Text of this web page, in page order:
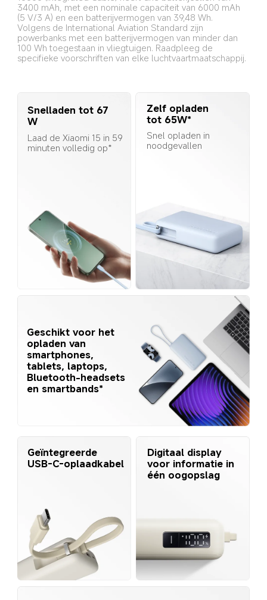
3400 mAh, met een nominale capaciteit van 6000 mAh
(5 V/3 A) en een batterijvermogen van 39,48 Wh.
Volgens de International Aviation Standard zijn
powerbanks met een batterijvermogen van minder dan
100 Wh toegestaan in vliegtuigen. Raadpleeg de
specifieke voorschriften van elke luchtvaartmaatschappij.
Snelladen tot 67
W
Laad de Xiaomi 15 in 59
minuten volledig op*
Zelf opladen
tot 65W*
Snel opladen in
noodgevallen
Geschikt voor het
opladen van
smartphones,
tablets, laptops,
Bluetooth-headsets
en smartbands*
Geïntegreerde
USB-C-oplaadkabel
Digitaal display
voor informatie in
één oogopslag